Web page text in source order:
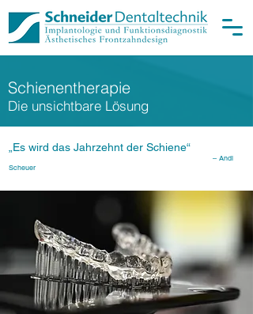
Schienentherapie
Die unsichtbare Lösung
„Es wird das Jahrzehnt der Schiene“
– Andi
Scheuer